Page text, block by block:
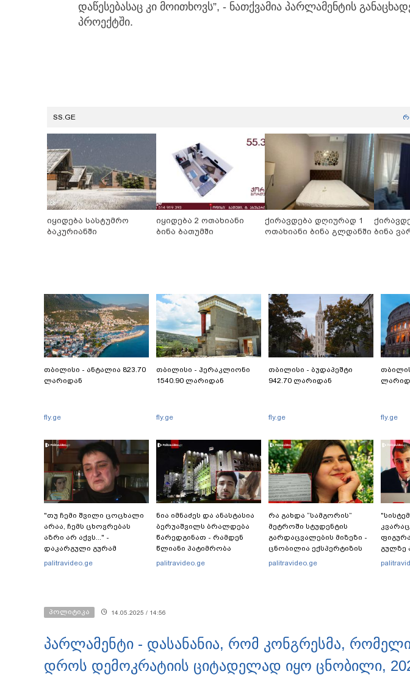
დაწესებასაც კი მოითხოვს”, - ნათქვამია პარლამენტის
პროექტში.
SS.GE
იყიდება სასტუმრო
ბაკურიანში
იყიდება 2 ოთახიანი
ბინა ბათუმში
ქირავდება დღიურად 1
ოთახიანი ბინა გლდანში ბინა
თბილისი - ანტალია 823.70
ლარიდან
fly.ge
თბილისი - ჰერაკლიონი
1540.90 ლარიდან
fly.ge
თბილისი - ბუდაპეშტი
942.70 ლარიდან
fly.ge fly.ge
"თუ ჩემი შვილი ცოცხალი
არაა, ჩემს ცხოვრებას
აზრი არ აქვს..." -
დაკარგული გურამ
დადიანიძის დედის
palitravideo.ge
ნია იმნაძეს და ანასტასია
ბერუაშვილს ბრალდება
წარედგინათ - რამდენ
წლიანი პატიმრობა
ემუქრებათ
palitravideo.ge
რა გახდა “სამგორის”
მეტროში სტუდენტის
გარდაცვალების მიზეზი -
ცნობილია ექსპერტიზის
პასუხი
palitravideo.ge
გულზე
წელი!
პოლიტიკა 14.05.2025 / 14:56
პარლამენტი - დასანანია, რომ კონგრესმა,
დროს დემოკრატიის ციტადელად იყო ცნობილი,